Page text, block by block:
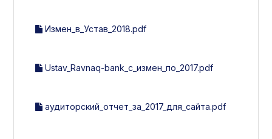
Измен_в_Устав_2018.pdf
Ustav_Ravnaq-bank_с_измен_по_2017.pdf
аудиторский_отчет_за_2017_для_сайта.pdf